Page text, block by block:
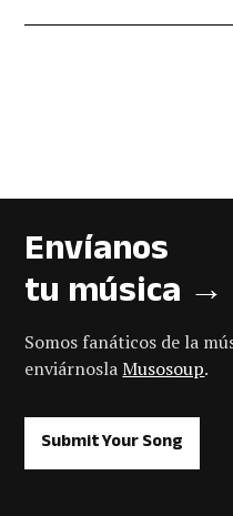
Envíanos
tu música →
Somos fanáticos de la
enviárnoslaMusosoup.
Submit Your Song